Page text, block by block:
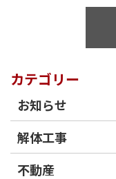
カテゴリー
お知らせ
解体工事
不動産